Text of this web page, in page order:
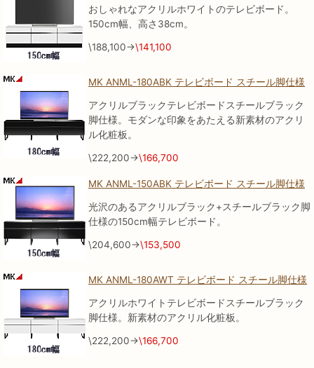
おしゃれなアクリルホワイトのテレビボード。
150cm幅、高さ38cm。
\188,100→\141,100
MK ANML-180ABK テレビボード スチール脚仕様
アクリルブラックテレビボードスチールブラック
脚仕様。モダンな印象をあたえる新素材のアクリ
ル化粧板。
\222,200→\166,700
MK ANML-150ABK テレビボード スチール脚仕様
光沢のあるアクリルブラック+スチールブラック脚
仕様の150cm幅テレビボード。
\204,600→\153,500
MK ANML-180AWT テレビボード スチール脚仕様
アクリルホワイトテレビボードスチールブラック
脚仕様。新素材のアクリル化粧板。
\222,200→\166,700